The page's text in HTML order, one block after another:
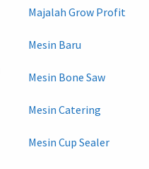
Majalah Grow Profit
Mesin Baru
Mesin Bone Saw
Mesin Catering
Mesin Cup Sealer